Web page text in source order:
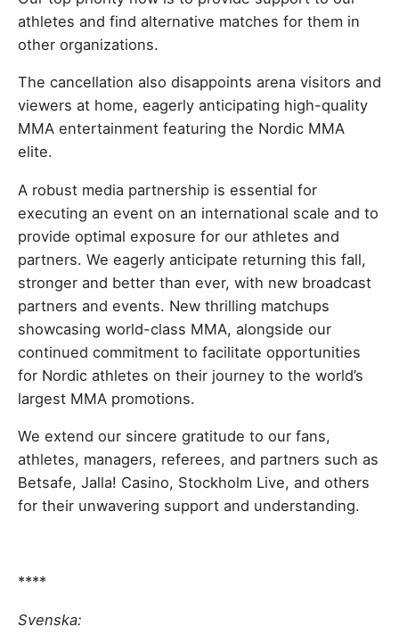
athletes and find alternative matches for them in
other organizations.
The cancellation also disappoints arena visitors and
viewers at home, eagerly anticipating high-quality
MMA entertainment featuring the Nordic MMA
elite.
A robust media partnership is essential for
executing an event on an international scale and to
provide optimal exposure for our athletes and
partners. We eagerly anticipate returning this fall,
stronger and better than ever, with new broadcast
partners and events. New thrilling matchups
showcasing world-class MMA, alongside our
continued commitment to facilitate opportunities
for Nordic athletes on their journey to the world’s
largest MMA promotions.
We extend our sincere gratitude to our fans,
athletes, managers, referees, and partners such as
Betsafe, Jalla! Casino, Stockholm Live, and others
for their unwavering support and understanding.
****
Svenska: